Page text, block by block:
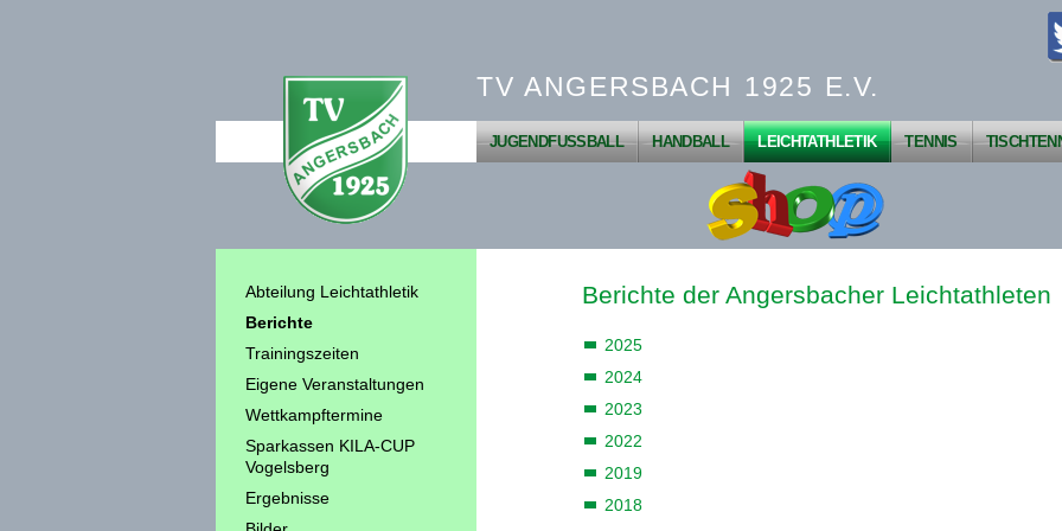
TV ANGERSBACH 1925 E.V.
JUGENDFUSSBALL HANDBALL LEICHTATHLETIK TENNIS
Abteilung Leichtathletik
Berichte
Trainingszeiten
Eigene Veranstaltungen
Wettkampftermine
Sparkassen KILA-CUP
Vogelsberg
Ergebnisse
Berichte der Angersbacher Leichtathleten
2025
2024
2023
2022
2019
2018